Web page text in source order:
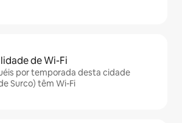
de Wi-Fi
por temporada desta cidade
Surco) têm Wi-Fi